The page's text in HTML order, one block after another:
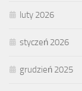
luty 2026
styczeń 2026
grudzień 2025